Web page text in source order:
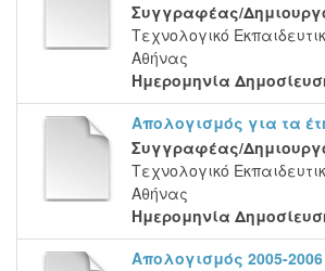
Συγγραφέας/
Τεχνολογικό
Αθήνας
Ημερομηνία
Απολογισμός για τα
Συγγραφέας/
Τεχνολογικό
Αθήνας
Ημερομηνία
Απολογισμός 2005-2006